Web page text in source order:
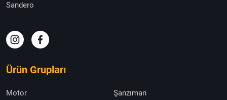
Sandero
Ürün Grupları
Motor
Şanzıman